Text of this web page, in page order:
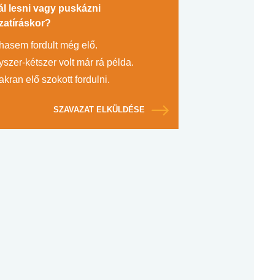
lesni vagy puskázni
fordult még elő.
kétszer volt már rá példa.
elő szokott fordulni.
SZAVAZAT ELKÜLDÉSE